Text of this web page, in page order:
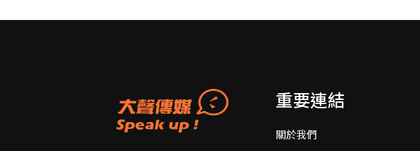
重要連結
關於我們